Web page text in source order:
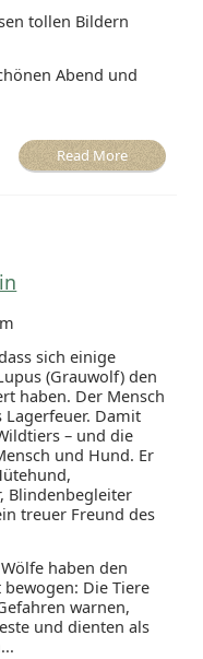
tollen Bildern
Abend und
Read More
sich einige
(Grauwolf) den
haben. Der Mensch
Lagerfeuer. Damit
– und die
und Hund. Er
Blindenbegleiter
treuer Freund des
haben den
Die Tiere
warnen,
und dienten als